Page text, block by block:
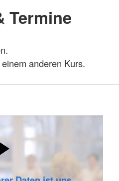
Termine
anderen Kurs.